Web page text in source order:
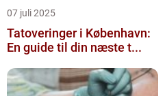
07 juli 2025
Tatoveringer i København:
En guide til din næste t...